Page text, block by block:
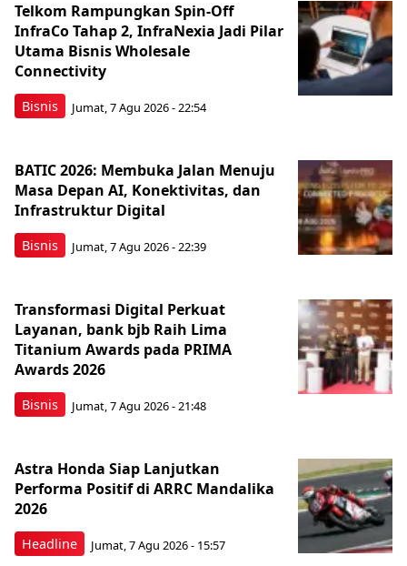
Bisnis
Telkom Rampungkan Spin-Off
InfraCo Tahap 2, InfraNexia Jadi Pilar
Utama Bisnis Wholesale
Connectivity
Jumat, 7 Agu 2026 - 22:54
Bisnis
BATIC 2026: Membuka Jalan Menuju
Masa Depan AI, Konektivitas, dan
Infrastruktur Digital
Jumat, 7 Agu 2026 - 22:39
Bisnis
Transformasi Digital Perkuat
Layanan, bank bjb Raih Lima
Titanium Awards pada PRIMA
Awards 2026
Jumat, 7 Agu 2026 - 21:48
Headline
Astra Honda Siap Lanjutkan
Performa Positif di ARRC Mandalika
2026
Jumat, 7 Agu 2026 - 15:57